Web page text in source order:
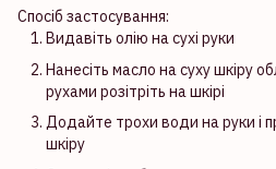
Спосіб застосування:
Видавіть олію на сухі руки
Нанесіть масло на суху шкіру
рухами розітріть на шкірі
Додайте трохи води на руки і
шкіру